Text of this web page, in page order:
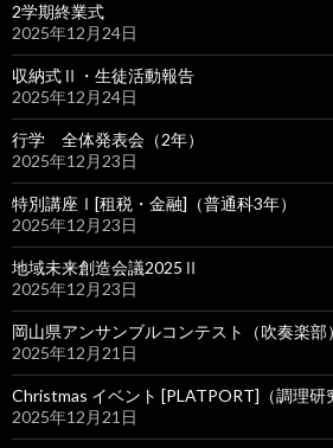
2学期終業式
2025年12月24日
収納式Ⅱ・生徒活動報告
2025年12月24日
行学 全体発表会（2年）
2025年12月23日
特別講座Ⅰ[租税・金融]（普通科3年）
2025年12月23日
地域未来創造会議2025Ⅱ
2025年12月23日
岡山県アンサンブルコンテスト（吹奏楽部）
2025年12月21日
Christmas イベント [PLATPORT]（調理研
2025年12月21日